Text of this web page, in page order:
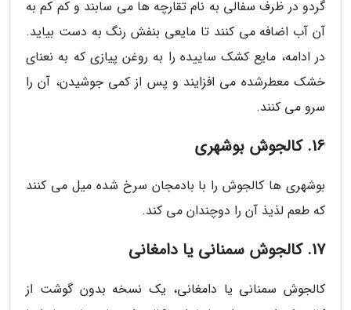
گردو در ظرف سفالی به نام تقارچه ها می سابند و کم کم به
آن آب اضافه می کنند تا مایعی بنفش رنگ به دست بیاید.
در ادامه، مایع کشک ساییده را به روغن پیازی که به نعنای
خشک معطرشده می افزایند و پس از کمی جوشیدن، آن را
سرو می کنند.
16. کالجوش بوشهری
بوشهری ها کالجوش را با بادمجان سرخ شده میل می کنند
که طعم لذیذ آن را دوچندان می کند.
17. کالجوش سمنانی یا دامغانی
کالجوش سمنانی یا دامغانی، یک نسخه بدون گوشت از